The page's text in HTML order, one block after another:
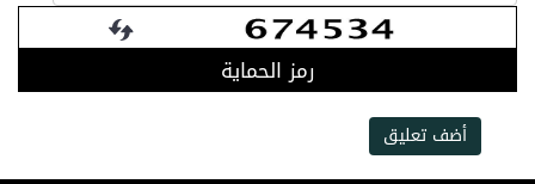
رمز الحماية
أضف تعليق